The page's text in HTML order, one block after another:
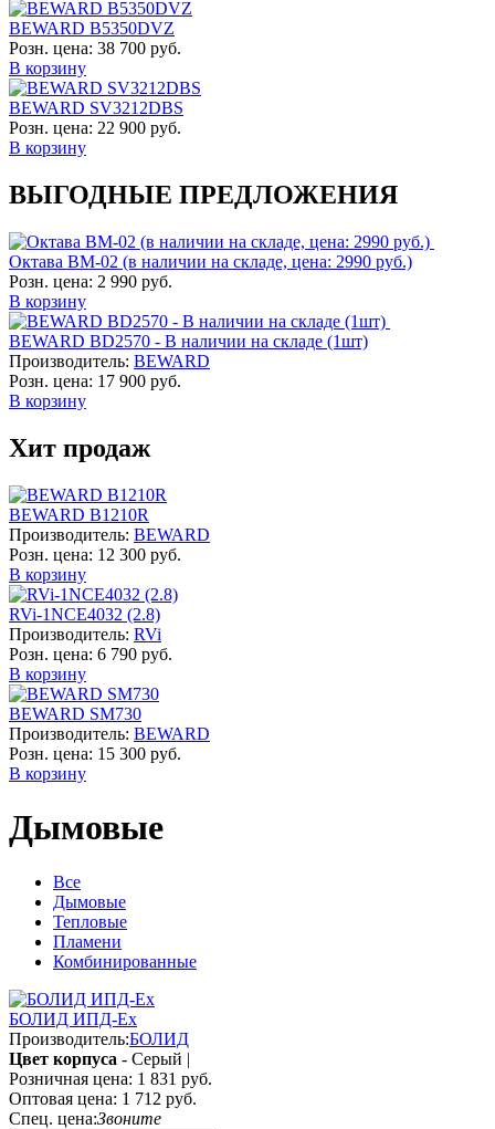
BEWARD B5350DVZ
Розн. цена: 38 700 руб.
В корзину
BEWARD SV3212DBS
Розн. цена: 22 900 руб.
В корзину
ВЫГОДНЫЕ ПРЕДЛОЖЕНИЯ
Октава ВМ-02 (в наличии на складе, цена: 2990 руб.)
Розн. цена: 2 990 руб.
В корзину
BEWARD BD2570 - В наличии на складе (1шт)
Производитель: BEWARD
Розн. цена: 17 900 руб.
В корзину
Хит продаж
BEWARD B1210R
Производитель: BEWARD
Розн. цена: 12 300 руб.
В корзину
RVi-1NCE4032 (2.8)
Производитель: RVi
Розн. цена: 6 790 руб.
В корзину
BEWARD SM730
Производитель: BEWARD
Розн. цена: 15 300 руб.
В корзину
Дымовые
Все
Дымовые
Тепловые
Пламени
Комбинированные
БОЛИД ИПД-Ех
Производитель:БОЛИД
Цвет корпуса - Серый |
Розничная цена: 1 831 руб.
Оптовая цена: 1 712 руб.
Спец. цена:Звоните